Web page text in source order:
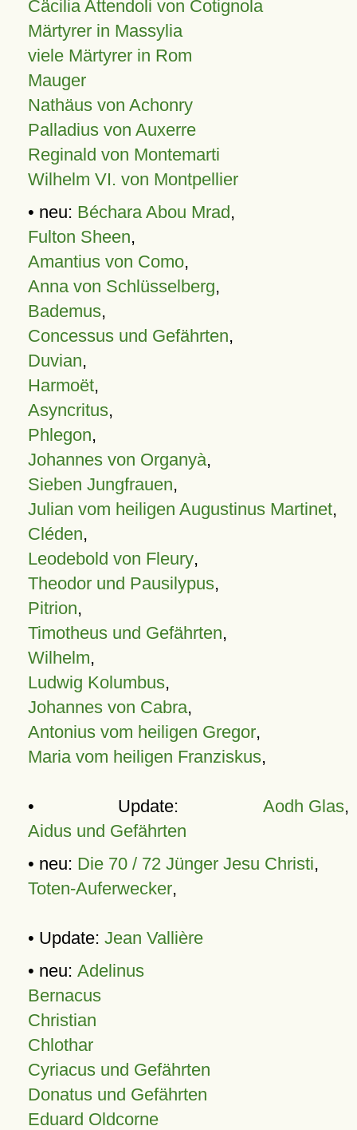
Cäcilia Attendoli von Cotignola
Märtyrer in Massylia
viele Märtyrer in Rom
Mauger
Nathäus von Achonry
Palladius von Auxerre
Reginald von Montemarti
Wilhelm VI. von Montpellier
• neu: Béchara Abou Mrad,
Fulton Sheen,
Amantius von Como,
Anna von Schlüsselberg,
Bademus,
Concessus und Gefährten,
Duvian,
Harmoët,
Asyncritus,
Phlegon,
Johannes von Organyà,
Sieben Jungfrauen,
Julian vom heiligen Augustinus Martinet,
Cléden,
Leodebold von Fleury,
Theodor und Pausilypus,
Pitrion,
Timotheus und Gefährten,
Wilhelm,
Ludwig Kolumbus,
Johannes von Cabra,
Antonius vom heiligen Gregor,
Maria vom heiligen Franziskus,
• Update: Aodh Glas,
Aidus und Gefährten
• neu: Die 70 / 72 Jünger Jesu Christi,
Toten-Auferwecker,
• Update: Jean Vallière
• neu: Adelinus
Bernacus
Christian
Chlothar
Cyriacus und Gefährten
Donatus und Gefährten
Eduard Oldcorne